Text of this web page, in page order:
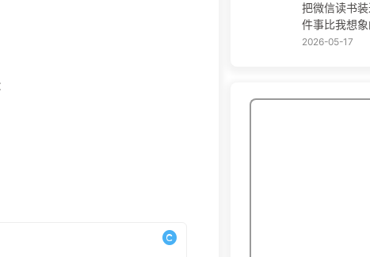
把微信读书
件事比我想
2026-05-17